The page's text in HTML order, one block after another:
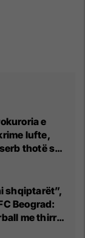
e
lufte,
thotë se
në
shqiptarët”,
Beograd:
me thirrje
nga